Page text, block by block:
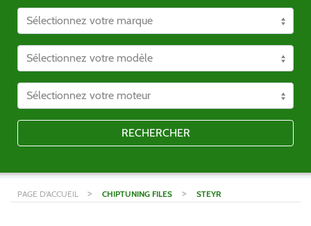
RECHERCHER
PAGE D'ACCUEIL > CHIPTUNING FILES > STEYR